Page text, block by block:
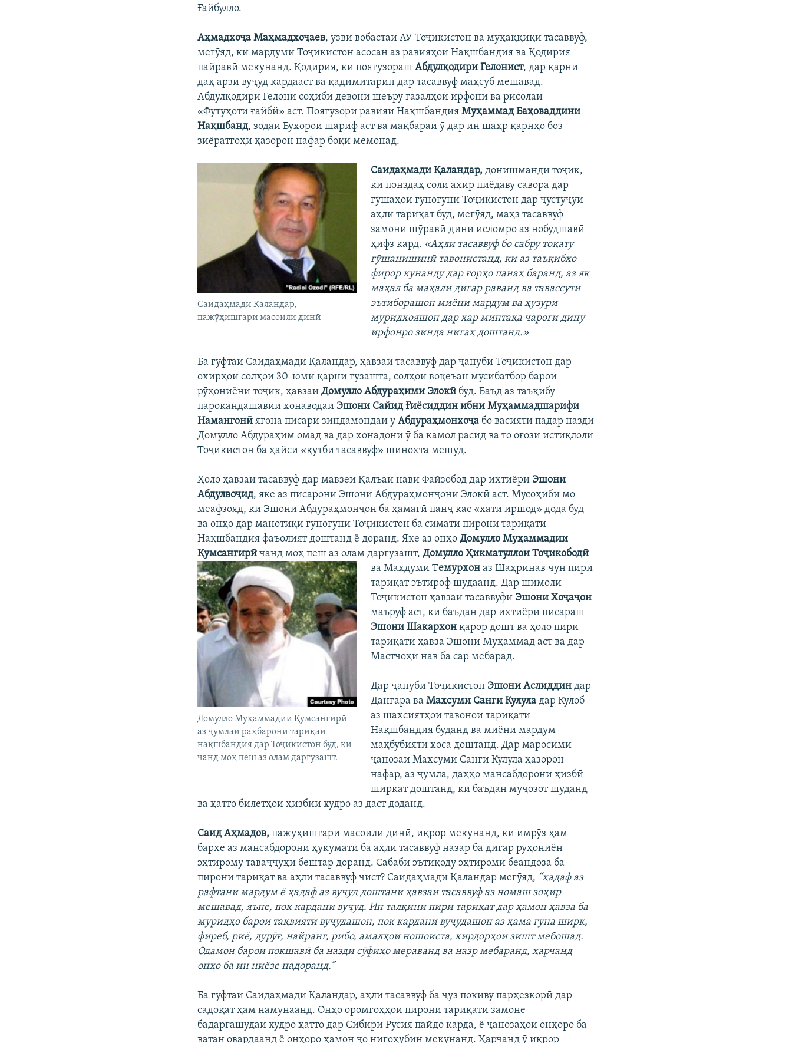
Ғайбулло.
Аҳмадхоҷа Маҳмадхоҷаев, узви вобастаи АУ Тоҷикистон ва муҳаққиқи тасаввуф,
мегӯяд, ки мардуми Тоҷикистон асосан аз равияҳои Нақшбандия ва Қодирия
пайравӣ мекунанд. Қодирия, ки поягузорашАбдулқодири Гелонист, дар қарни
даҳ арзи вуҷуд кардааст ва қадимитарин дар тасаввуф маҳсуб мешавад.
Абдулқодири Гелонӣ соҳиби девони шеъру ғазалҳои ирфонӣ ва рисолаи
«Футуҳоти ғайбй» аст. Поягузори равияи НақшбандияМуҳаммад Баҳоваддини
Нақшбанд, зодаи Бухорои шариф аст ва мақбараи ӯ дар ин шаҳр қарнҳо боз
зиёратгоҳи ҳазорон нафар боқӣ мемонад.
Саидаҳмади Қаландар,
пажӯҳишгари масоили динӣ
Саидаҳмади Қаландар, донишманди тоҷик,
ки понздаҳ соли ахир пиёдаву савора дар
гӯшаҳои гуногуни Тоҷикистон дар ҷустуҷӯи
аҳли тариқат буд, мегӯяд, маҳз тасаввуф
замони шӯравӣ дини исломро аз нобудшавӣ
ҳифз кард. «Аҳли тасаввуф бо сабру тоқату
гӯшанишинӣ тавонистанд, ки аз таъқибҳо
фирор кунанду дар ғорҳо панаҳ баранд, аз як
маҳал ба маҳали дигар раванд ва тавассути
эътиборашон миёни мардум ва ҳузури
муридҳояшон дар ҳар минтақа чароғи дину
ирфонро зинда нигаҳ доштанд.»
Ба гуфтаи Саидаҳмади Қаландар, ҳавзаи тасаввуф дар ҷануби Тоҷикистон дар
охирҳои солҳои 30-юми қарни гузашта, солҳои воқеъан мусибатбор барои
рӯҳониёни тоҷик, ҳавзаиДомулло Абдураҳими Элокӣ буд. Баъд аз таъқибу
парокандашавии хонаводаи Эшони Сайид Ғиёсиддин ибни Муҳаммадшарифи
Намангонӣ ягона писари зиндамондаи ӯАбдураҳмонхоҷа бо васияти падар назди
Домулло Абдураҳим омад ва дар хонадони ӯ ба камол расид ва то оғози истиқлоли
Тоҷикистон ба ҳайси «қутби тасаввуф» шинохта мешуд.
Ҳоло ҳавзаи тасаввуф дар мавзеи Қалъаи нави Файзобод дар ихтиёри Эшони
Абдулвоҷид, яке аз писарони Эшони Абдураҳмонҷони Элокӣ аст. Мусоҳиби мо
меафзояд, ки Эшони Абдураҳмонҷон ба ҳамагӣ панҷ кас «хати иршод» дода буд
ва онҳо дар манотиқи гуногуни Тоҷикистон ба симати пирони тариқати
Нақшбандия фаъолият доштанд ё доранд. Яке аз онҳоДомулло Муҳаммадии
Қумсангирӣ чанд моҳ пеш аз олам даргузашт,Домулло Ҳикматуллои Тоҷикободӣ
ва Махдуми
Домулло Муҳаммадии Қумсангирӣ
аз ҷумлаи раҳбарони тариқаи
нақшбандия дар Тоҷикистон буд, ки
чанд моҳ пеш аз олам даргузашт.
Темурхоназ Шаҳринав чун пири
тариқат эътироф шудаанд. Дар шимоли
Тоҷикистон ҳавзаи тасаввуфи Эшони Хоҷаҷон
маъруф аст, ки баъдан дар ихтиёри писараш
Эшони Шакархон қарор дошт ва ҳоло пири
тариқати ҳавза Эшони Муҳаммад аст ва дар
Мастчоҳи нав ба сар мебарад.
Дар ҷануби Тоҷикистон Эшони Аслиддин дар
Данғара ва Махсуми Санги Кулуладар Кӯлоб
аз шахсиятҳои тавонои тариқати
Нақшбандия буданд ва миёни мардум
маҳбубияти хоса доштанд. Дар маросими
ҷанозаи Махсуми Санги Кулула ҳазорон
нафар, аз ҷумла, даҳҳо мансабдорони ҳизбӣ
ширкат доштанд, ки баъдан муҷозот шуданд
ва ҳатто билетҳои ҳизбии худро аз даст доданд.
Саид Аҳмадов, пажуҳишгари масоили динӣ, иқрор мекунанд, ки имрӯз ҳам
бархе аз мансабдорони ҳукуматӣ ба аҳли тасаввуф назар ба дигар рӯҳониён
эҳтирому таваҷҷуҳи бештар доранд. Сабаби эътиқоду эҳтироми беандоза ба
пирони тариқат ва аҳли тасаввуф чист? Саидаҳмади Қаландар мегӯяд, “ҳадаф аз
рафтани мардум ё ҳадаф аз вуҷуд доштани ҳавзаи тасаввуф аз номаш зоҳир
мешавад, яъне, пок кардани вуҷуд. Ин талқини пири тариқат дар ҳамон ҳавза ба
муридҳо барои тақвияти вуҷудашон, пок кардани вуҷудашон аз ҳама гуна ширк,
фиреб, риё, дурӯғ, найранг, рибо, амалҳои ношоиста, кирдорҳои зишт мебошад.
Одамон барои покшавӣ ба назди сӯфиҳо мераванд ва назр мебаранд, ҳарчанд
онҳо ба ин ниёзе надоранд.”
Ба гуфтаи Саидаҳмади Қаландар, аҳли тасаввуф ба ҷуз покиву парҳезкорӣ дар
садоқат ҳам намунаанд. Онҳо оромгоҳҳои пирони тариқати замоне
бадарғашудаи худро ҳатто дар Сибири Русия пайдо карда, ё ҷанозаҳои онҳоро ба
ватан овардаанд ё онҳоро ҳамон ҷо нигоҳубин мекунанд. Ҳарчанд ӯ иқрор